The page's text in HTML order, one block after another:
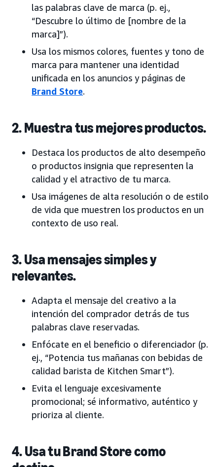
las palabras clave de marca (p. ej.,
“Descubre lo último de [nombre de la
marca]”).
Usa los mismos colores, fuentes y tono de
marca para mantener una identidad
unificada en los anuncios y páginas de
Brand Store.
2. Muestra tus mejores productos.
Destaca los productos de alto desempeño
o productos insignia que representen la
calidad y el atractivo de tu marca.
Usa imágenes de alta resolución o de estilo
de vida que muestren los productos en un
contexto de uso real.
3. Usa mensajes simples y
relevantes.
Adapta el mensaje del creativo a la
intención del comprador detrás de tus
palabras clave reservadas.
Enfócate en el beneficio o diferenciador (p.
ej., “Potencia tus mañanas con bebidas de
calidad barista de Kitchen Smart”).
Evita el lenguaje excesivamente
promocional; sé informativo, auténtico y
prioriza al cliente.
4. Usa tu Brand Store como